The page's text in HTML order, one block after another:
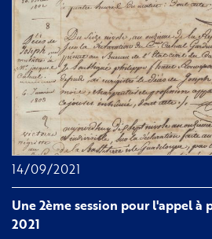
de
Blois
2021
Une 2ème session pour l'appel à
2021
14/09/2021